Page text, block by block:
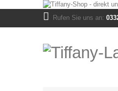
Rufen Sie uns an: